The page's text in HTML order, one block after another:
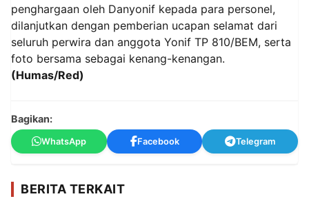
penghargaan oleh Danyonif kepada para personel,
dilanjutkan dengan pemberian ucapan selamat dari
seluruh perwira dan anggota Yonif TP 810/BEM, serta
foto bersama sebagai kenang-kenangan.
(Humas/Red)
Bagikan:
WhatsApp Facebook Telegram
BERITA TERKAIT